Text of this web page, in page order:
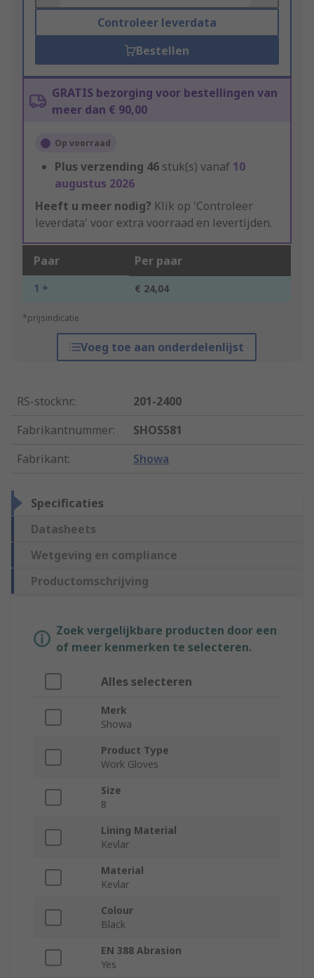
Controleer leverdata
Bestellen
GRATIS bezorging voor bestellingen van
meer dan € 90,00
Op voorraad
Plus verzending 46 stuk(s) vanaf 10
augustus 2026
Heeft u meer nodig? Klik op 'Controleer
leverdata' voor extra voorraad en levertijden.
Paar Per paar
1 + € 24,04
*prijsindicatie
Voeg toe aan onderdelenlijst
RS-stocknr.:
201-2400
Fabrikantnummer:
SHOS581
Fabrikant: Showa
Specificaties
Datasheets
Wetgeving en compliance
Productomschrijving
Zoek vergelijkbare producten door een
of meer kenmerken te selecteren.
Alles selecteren
Merk
Showa
Product Type
Work Gloves
Size
8
Lining Material
Kevlar
Material
Kevlar
Colour
Black
EN 388 Abrasion
Yes